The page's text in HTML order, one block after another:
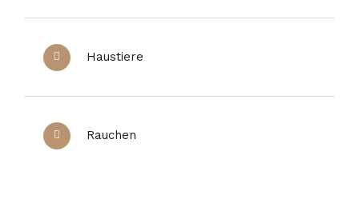
Haustiere
Rauchen